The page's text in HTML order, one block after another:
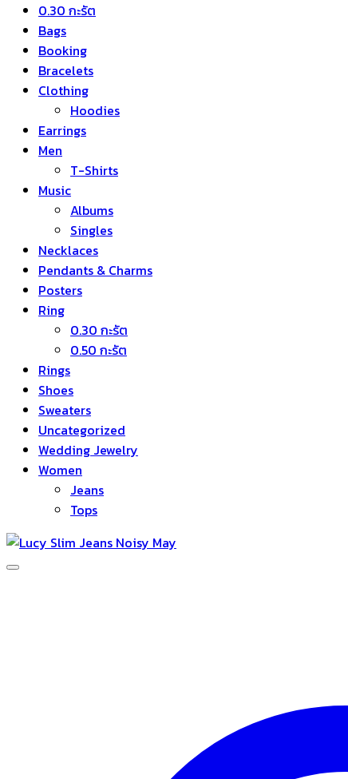
0.30 กะรัต
Bags
Booking
Bracelets
Clothing
Hoodies
Earrings
Men
T-Shirts
Music
Albums
Singles
Necklaces
Pendants & Charms
Posters
Ring
0.30 กะรัต
0.50 กะรัต
Rings
Shoes
Sweaters
Uncategorized
Wedding Jewelry
Women
Jeans
Tops